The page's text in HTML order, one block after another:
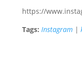
https://
Tags: Instagram|